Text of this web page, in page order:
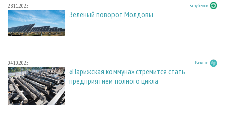
28.11.2025 За рубежом
Зеленый поворот Молдовы
04.10.2025 Развитие
«Парижская коммуна» стремится стать
предприятием полного цикла